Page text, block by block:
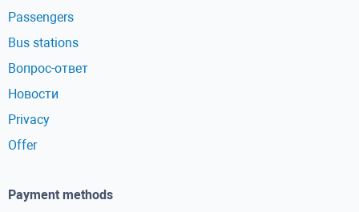
Passengers
Bus stations
Вопрос-ответ
Новости
Privacy
Offer
Payment methods